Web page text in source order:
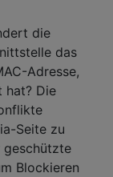
die
das
Adresse,
hat? Die
Seite zu
geschützte
Blockieren